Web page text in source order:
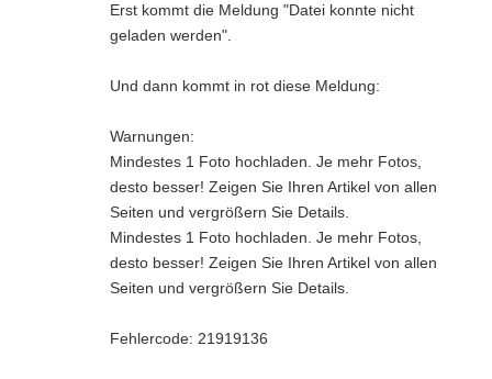
Erst kommt die Meldung "Datei konnte nicht
geladen werden".
Und dann kommt in rot diese Meldung:
Warnungen:
Mindestes 1 Foto hochladen. Je mehr Fotos,
desto besser! Zeigen Sie Ihren Artikel von allen
Seiten und vergrößern Sie Details.
Mindestes 1 Foto hochladen. Je mehr Fotos,
desto besser! Zeigen Sie Ihren Artikel von allen
Seiten und vergrößern Sie Details.
Fehlercode: 21919136